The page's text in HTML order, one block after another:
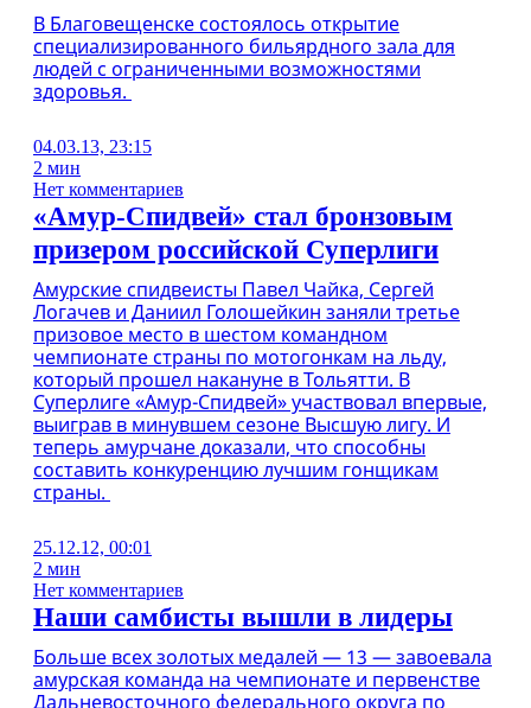
В Благовещенске состоялось открытие
специализированного бильярдного зала для
людей с ограниченными возможностями
здоровья.
04.03.13, 23:15
2 мин
Нет комментариев
«Амур-Спидвей» стал бронзовым
призером российской Суперлиги
Амурские спидвеисты Павел Чайка, Сергей
Логачев и Даниил Голошейкин заняли третье
призовое место в шестом командном
чемпионате страны по мотогонкам на льду,
который прошел накануне в Тольятти. В
Суперлиге «Амур-Спидвей» участвовал впервые,
выиграв в минувшем сезоне Высшую лигу. И
теперь амурчане доказали, что способны
составить конкуренцию лучшим гонщикам
страны.
25.12.12, 00:01
2 мин
Нет комментариев
Наши самбисты вышли в лидеры
Больше всех золотых медалей — 13 — завоевала
амурская команда на чемпионате и первенстве
Дальневосточного федерального округа по